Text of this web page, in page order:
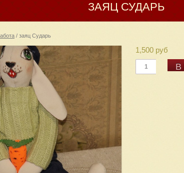
ЗАЯЦ СУДАРЬ
/ заяц Сударь
1,500 руб
В